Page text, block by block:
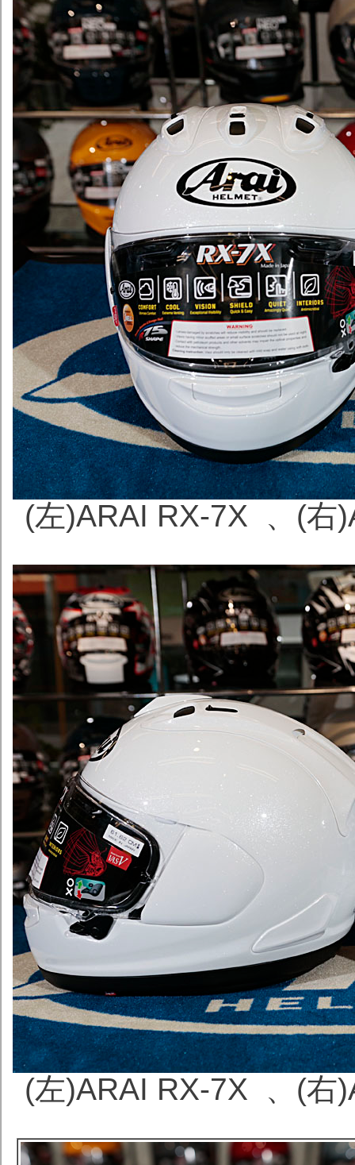
(左)ARAI RX-7X 、(右
(左)ARAI RX-7X 、(右